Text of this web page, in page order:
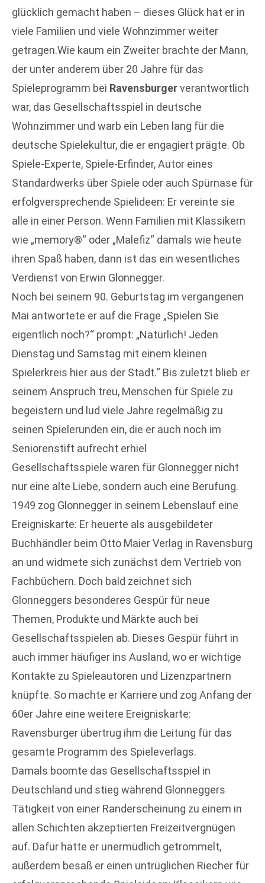
glücklich gemacht haben – dieses Glück hat er in
viele Familien und viele Wohnzimmer weiter
getragen.Wie kaum ein Zweiter brachte der Mann,
der unter anderem über 20 Jahre für das
Spieleprogramm bei Ravensburgerverantwortlich
war, das Gesellschaftsspiel in deutsche
Wohnzimmer und warb ein Leben lang für die
deutsche Spielekultur, die er engagiert prägte. Ob
Spiele-Experte, Spiele-Erfinder, Autor eines
Standardwerks über Spiele oder auch Spürnase für
erfolgversprechende Spielideen: Er vereinte sie
alle in einer Person. Wenn Familien mit Klassikern
wie „memory®“ oder „Malefiz“ damals wie heute
ihren Spaß haben, dann ist das ein wesentliches
Verdienst von Erwin Glonnegger.
Noch bei seinem 90. Geburtstag im vergangenen
Mai antwortete er auf die Frage „Spielen Sie
eigentlich noch?“ prompt: „Natürlich! Jeden
Dienstag und Samstag mit einem kleinen
Spielerkreis hier aus der Stadt.“ Bis zuletzt blieb er
seinem Anspruch treu, Menschen für Spiele zu
begeistern und lud viele Jahre regelmäßig zu
seinen Spielerunden ein, die er auch noch im
Seniorenstift aufrecht erhiel
Gesellschaftsspiele waren für Glonnegger nicht
nur eine alte Liebe, sondern auch eine Berufung.
1949 zog Glonnegger in seinem Lebenslauf eine
Ereigniskarte: Er heuerte als ausgebildeter
Buchhändler beim Otto Maier Verlag in Ravensburg
an und widmete sich zunächst dem Vertrieb von
Fachbüchern. Doch bald zeichnet sich
Glonneggers besonderes Gespür für neue
Themen, Produkte und Märkte auch bei
Gesellschaftsspielen ab. Dieses Gespür führt in
auch immer häufiger ins Ausland, wo er wichtige
Kontakte zu Spieleautoren und Lizenzpartnern
knüpfte. So machte er Karriere und zog Anfang der
60er Jahre eine weitere Ereigniskarte:
Ravensburger übertrug ihm die Leitung für das
gesamte Programm des Spieleverlags.
Damals boomte das Gesellschaftsspiel in
Deutschland und stieg während Glonneggers
Tätigkeit von einer Randerscheinung zu einem in
allen Schichten akzeptierten Freizeitvergnügen
auf. Dafür hatte er unermüdlich getrommelt,
außerdem besaß er einen untrüglichen Riecher für